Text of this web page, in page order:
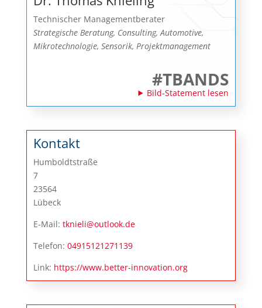
Technischer Managementberater
Strategische Beratung, Consulting, Automotive,
Mikrotechnologie, Sensorik, Projektmanagement
#TBANDS
Bild-Statement lesen
Kontakt
Humboldtstraße
7
23564
Lübeck
E-Mail: tknieli@outlook.de
Telefon: 04915121271139
Link: https://www.better-innovation.org